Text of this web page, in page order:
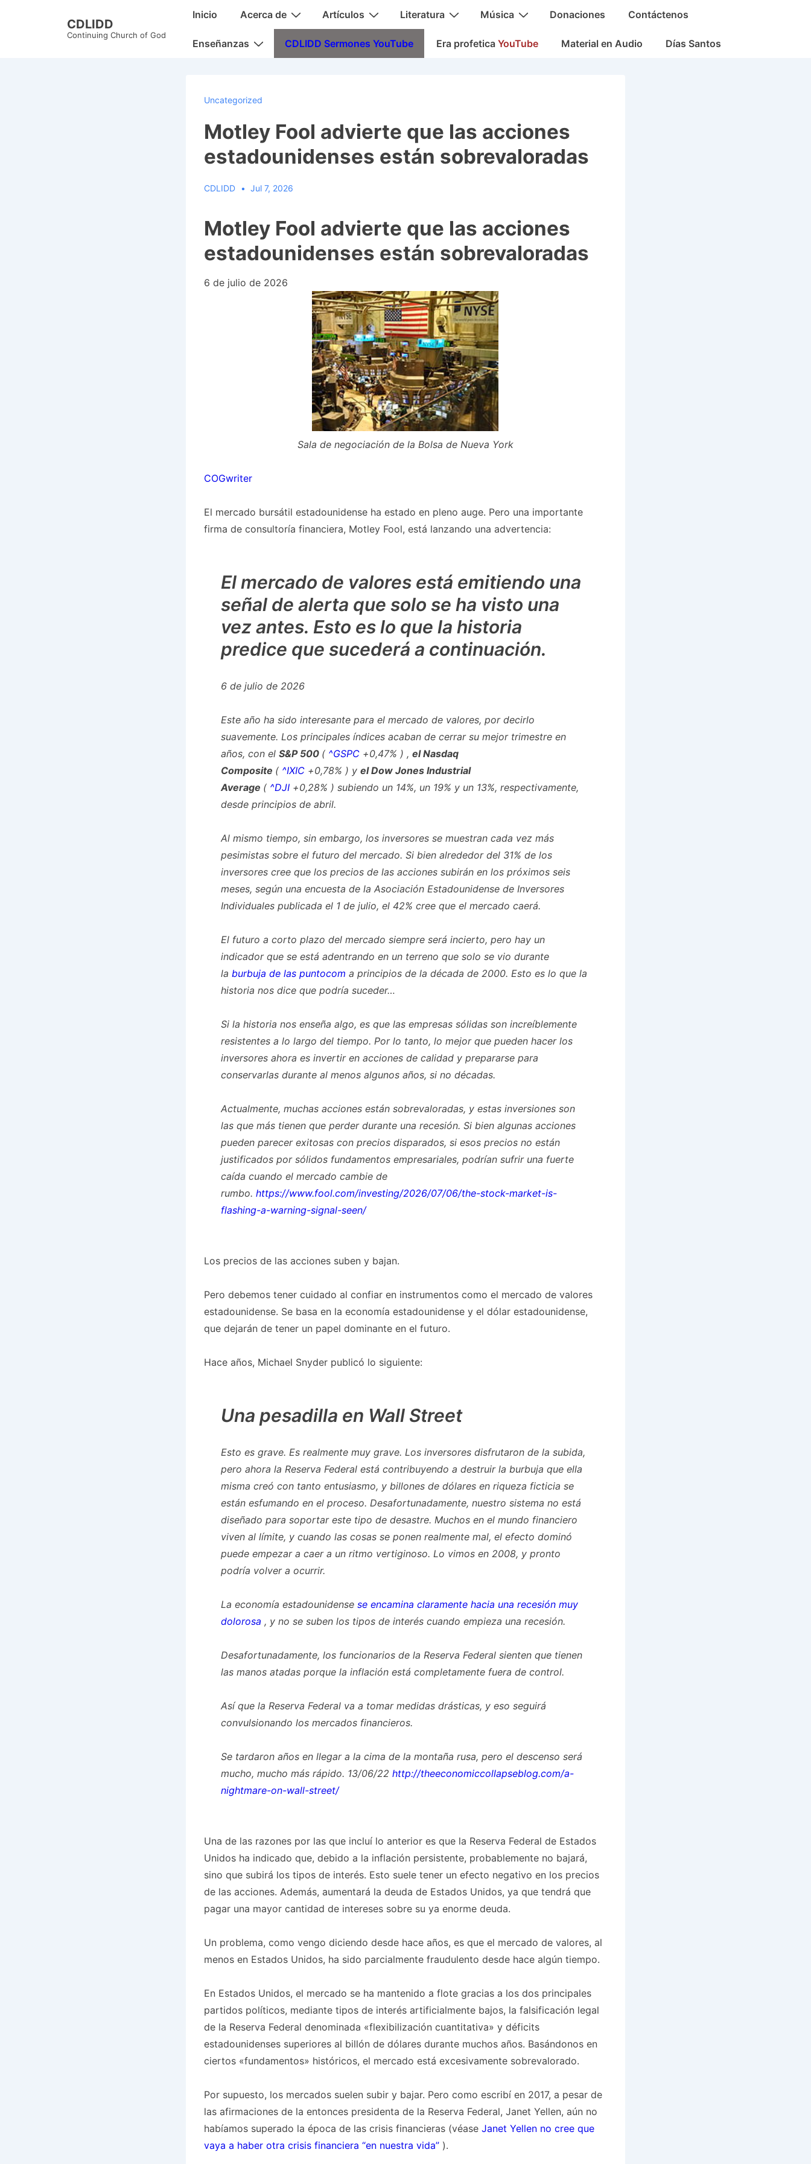
CDLIDD
Continuing Church of God
MainInicio Acerca de Artículos Literatura Música Donaciones Contáctenos
Enseñanzas CDLIDD Sermones YouTube Era profetica YouTube Material en Audio Días Santos
Uncategorized
Motley Fool advierte que las acciones
estadounidenses están sobrevaloradas
CDLIDD Jul 7, 2026
Motley Fool advierte que las acciones
estadounidenses están sobrevaloradas
6 de julio de 2026
Sala de negociación de la Bolsa de Nueva York
COGwriter
El mercado bursátil estadounidense ha estado en pleno auge. Pero una importante
firma de consultoría financiera, Motley Fool, está lanzando una advertencia:
El mercado de valores está emitiendo una
señal de alerta que solo se ha visto una
vez antes. Esto es lo que la historia
predice que sucederá a continuación.
6 de julio de 2026
Este año ha sido interesante para el mercado de valores, por decirlo
suavemente. Los principales índices acaban de cerrar su mejor trimestre en
años, con el S&P 500 ( ^GSPC +0,47% ) , el Nasdaq
Composite ( ^IXIC +0,78% ) y el Dow Jones Industrial
Average ( ^DJI +0,28% ) subiendo un 14%, un 19% y un 13%, respectivamente,
desde principios de abril.
Al mismo tiempo, sin embargo, los inversores se muestran cada vez más
pesimistas sobre el futuro del mercado. Si bien alrededor del 31% de los
inversores cree que los precios de las acciones subirán en los próximos seis
meses, según una encuesta de la Asociación Estadounidense de Inversores
Individuales publicada el 1 de julio, el 42% cree que el mercado caerá.
El futuro a corto plazo del mercado siempre será incierto, pero hay un
indicador que se está adentrando en un terreno que solo se vio durante
la burbuja de las puntocom a principios de la década de 2000. Esto es lo que la
historia nos dice que podría suceder…
Si la historia nos enseña algo, es que las empresas sólidas son increíblemente
resistentes a lo largo del tiempo. Por lo tanto, lo mejor que pueden hacer los
inversores ahora es invertir en acciones de calidad y prepararse para
conservarlas durante al menos algunos años, si no décadas.
Actualmente, muchas acciones están sobrevaloradas, y estas inversiones son
las que más tienen que perder durante una recesión. Si bien algunas acciones
pueden parecer exitosas con precios disparados, si esos precios no están
justificados por sólidos fundamentos empresariales, podrían sufrir una fuerte
caída cuando el mercado cambie de
rumbo. https://www.fool.com/investing/2026/07/06/the-stock-market-is-
flashing-a-warning-signal-seen/
Los precios de las acciones suben y bajan.
Pero debemos tener cuidado al confiar en instrumentos como el mercado de valores
estadounidense. Se basa en la economía estadounidense y el dólar estadounidense,
que dejarán de tener un papel dominante en el futuro.
Hace años, Michael Snyder publicó lo siguiente:
Una pesadilla en Wall Street
Esto es grave. Es realmente muy grave. Los inversores disfrutaron de la subida,
pero ahora la Reserva Federal está contribuyendo a destruir la burbuja que ella
misma creó con tanto entusiasmo, y billones de dólares en riqueza ficticia se
están esfumando en el proceso. Desafortunadamente, nuestro sistema no está
diseñado para soportar este tipo de desastre. Muchos en el mundo financiero
viven al límite, y cuando las cosas se ponen realmente mal, el efecto dominó
puede empezar a caer a un ritmo vertiginoso. Lo vimos en 2008, y pronto
podría volver a ocurrir.
La economía estadounidense se encamina claramente hacia una recesión muy
dolorosa , y no se suben los tipos de interés cuando empieza una recesión.
Desafortunadamente, los funcionarios de la Reserva Federal sienten que tienen
las manos atadas porque la inflación está completamente fuera de control.
Así que la Reserva Federal va a tomar medidas drásticas, y eso seguirá
convulsionando los mercados financieros.
Se tardaron años en llegar a la cima de la montaña rusa, pero el descenso será
mucho, mucho más rápido. 13/06/22 http://theeconomiccollapseblog.com/a-
nightmare-on-wall-street/
Una de las razones por las que incluí lo anterior es que la Reserva Federal de Estados
Unidos ha indicado que, debido a la inflación persistente, probablemente no bajará,
sino que subirá los tipos de interés. Esto suele tener un efecto negativo en los precios
de las acciones. Además, aumentará la deuda de Estados Unidos, ya que tendrá que
pagar una mayor cantidad de intereses sobre su ya enorme deuda.
Un problema, como vengo diciendo desde hace años, es que el mercado de valores, al
menos en Estados Unidos, ha sido parcialmente fraudulento desde hace algún tiempo.
En Estados Unidos, el mercado se ha mantenido a flote gracias a los dos principales
partidos políticos, mediante tipos de interés artificialmente bajos, la falsificación legal
de la Reserva Federal denominada «flexibilización cuantitativa» y déficits
estadounidenses superiores al billón de dólares durante muchos años. Basándonos en
ciertos «fundamentos» históricos, el mercado está excesivamente sobrevalorado.
Por supuesto, los mercados suelen subir y bajar. Pero como escribí en 2017, a pesar de
las afirmaciones de la entonces presidenta de la Reserva Federal, Janet Yellen, aún no
habíamos superado la época de las crisis financieras (véase Janet Yellen no cree que
vaya a haber otra crisis financiera “en nuestra vida”).